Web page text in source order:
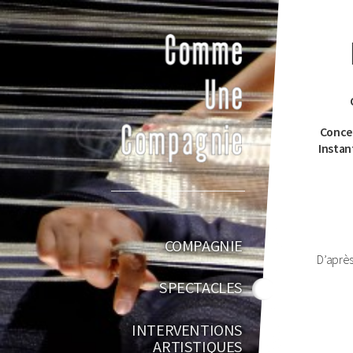
COMPAGNIE
SPECTACLES
INTERVENTIONS
ARTISTIQUES
D’après